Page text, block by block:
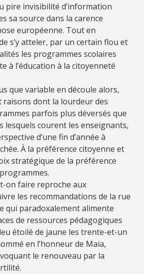
pire invisibilité d’information
sa source dans la carence
européenne. Tout en
s’y atteler, par un certain flou et
les programmes scolaires
à l’éducation à la citoyenneté
que variable en découle alors,
dont la lourdeur des
parfois plus déversés que
lesquels courent les enseignants,
d’une fin d’année à
À la préférence citoyenne et
stratégique de la préférence
on faire reproche aux
les recommandations de la rue
qui paradoxalement alimente
de ressources pédagogiques
étoilé de jaune les trente-et-un
en l’honneur de Maia,
le renouveau par la